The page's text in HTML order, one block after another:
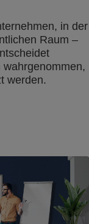
in der
Raum –
werden.